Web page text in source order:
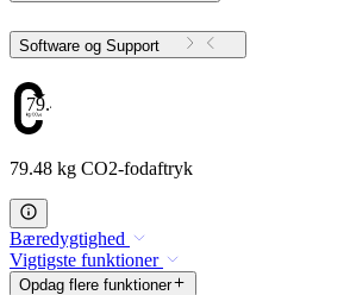
Software og Support
79.48
79.48 kg CO2-fodaftryk
Bæredygtighed
Vigtigste funktioner
Opdag flere funktioner